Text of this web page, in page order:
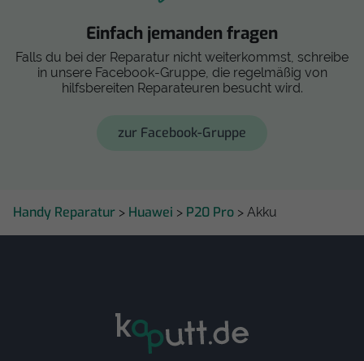
Einfach jemanden fragen
Falls du bei der Reparatur nicht weiterkommst, schreibe
in unsere Facebook-Gruppe, die regelmäßig von
hilfsbereiten Reparateuren besucht wird.
zur Facebook-Gruppe
Handy Reparatur > Huawei > P20 Pro > Akku